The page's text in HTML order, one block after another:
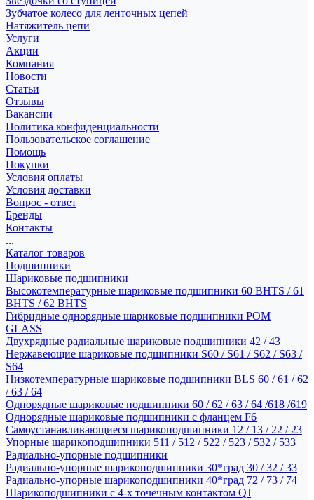
Зубчатое колесо для ленточных цепей
Натяжитель цепи
Услуги
Акции
Компания
Новости
Статьи
Отзывы
Вакансии
Политика конфиденциальности
Пользовательское соглашение
Помощь
Покупки
Условия оплаты
Условия доставки
Вопрос - ответ
Бренды
Контакты
...
Каталог товаров
Подшипники
Шариковые подшипники
Высокотемпературные шариковые подшипники 60 BHTS / 61
BHTS / 62 BHTS
Гибридные однорядные шариковые подшипники POM
GLASS
Двухрядные радиальные шариковые подшипники 42 / 43
Нержавеющие шариковые подшипники S60 / S61 / S62 / S63 /
S64
Низкотемпературные шариковые подшипники BLS 60 / 61 / 62
/ 63 / 64
Однорядные шариковые подшипники 60 / 62 / 63 / 64 /618 /619
Однорядные шариковые подшипники с фланцем F6
Самоустанавливающиеся шарикоподшипники 12 / 13 / 22 / 23
Упорные шарикоподшипники 511 / 512 / 522 / 523 / 532 / 533
Радиально-упорные подшипники
Радиально-упорные шарикоподшипники 30*град 30 / 32 / 33
Радиально-упорные шарикоподшипники 40*град 72 / 73 / 74
Шарикоподшипники с 4-х точечным контактом QJ